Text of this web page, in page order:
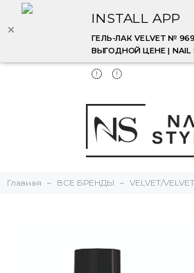
INSTALL APP
ГЕЛЬ-ЛАК VELVET №
ВЫГОДНОЙ ЦЕНЕ | NAIL
Главная ВСЕ БРЕНДЫ VELVET/